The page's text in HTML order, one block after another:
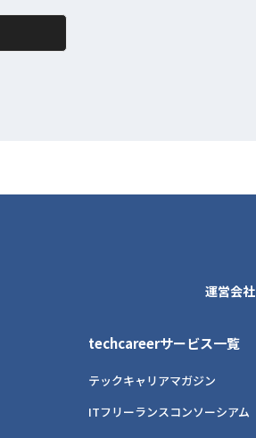
運営会社
techcareerサービス一覧
テックキャリアマガジン
ITフリーランスコンソーシアム